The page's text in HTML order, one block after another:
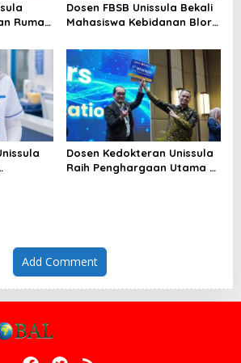
Rumah
Dosen FBSB Unissula Bekali
Mahasiswa Kebidanan Blora
Public Speaking
Dosen Kedokteran Unissula
Raih Penghargaan Utama di
Add Comment